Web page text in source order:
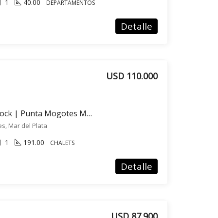
1 40.00 DEPARTAMENTOS
Detalle
Venta Propiedad en block | Punta Mogotes Mar del Plata
USD 110.000
Mar del Plata
1 191.00 CHALETS
Detalle